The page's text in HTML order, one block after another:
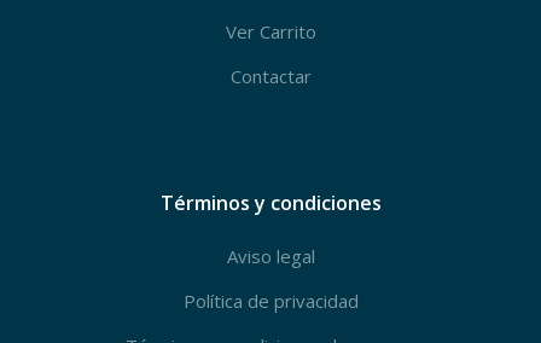
Ver Carrito
Contactar
Términos y condiciones
Aviso legal
Política de privacidad